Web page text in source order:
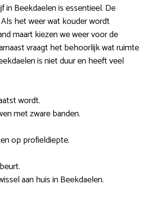
in Beekdaelen is essentieel. De
het weer wat kouder wordt
maart kiezen we weer voor de
vraagt het behoorlijk wat ruimte
is niet duur en heeft veel
wordt.
met zware banden.
op profieldiepte.
aan huis in Beekdaelen.